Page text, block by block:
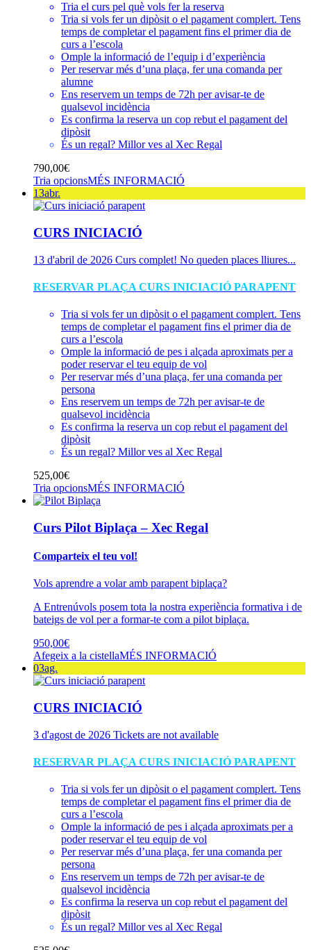
Tria el curs pel què vols fer la reserva
Tria si vols fer un dipòsit o el pagament complert. Tens
temps de completar el pagament fins el primer dia de
curs a l’escola
Omple la informació de l’equip i d’experiència
Per reservar més d’una plaça, fer una comanda per
alumne
Ens reservem un temps de 72h per avisar-te de
qualsevol incidència
Es confirma la reserva un cop rebut el pagament del
dipòsit
És un regal? Millor ves al Xec Regal
790,00€
Tria opcionsMÉS INFORMACIÓ
13abr.
CURS INICIACIÓ
13 d'abril de 2026 Curs complet! No queden places lliures...
RESERVAR PLAÇA CURS INICIACIÓ PARAPENT
Tria si vols fer un dipòsit o el pagament complert. Tens
temps de completar el pagament fins el primer dia de
curs a l’escola
Omple la informació de pes i alçada aproximats per a
poder reservar el teu equip de vol
Per reservar més d’una plaça, fer una comanda per
persona
Ens reservem un temps de 72h per avisar-te de
qualsevol incidència
Es confirma la reserva un cop rebut el pagament del
dipòsit
És un regal? Millor ves al Xec Regal
525,00€
Tria opcionsMÉS INFORMACIÓ
Curs Pilot Biplaça – Xec Regal
Comparteix el teu vol!
Vols aprendre a volar amb parapent biplaça?
A Entrenúvols posem tota la nostra experiència formativa i de
bateigs de vol per a formar-te com a pilot biplaça.
950,00€
Afegeix a la cistellaMÉS INFORMACIÓ
03ag.
CURS INICIACIÓ
3 d'agost de 2026 Tickets are not available
RESERVAR PLAÇA CURS INICIACIÓ PARAPENT
Tria si vols fer un dipòsit o el pagament complert. Tens
temps de completar el pagament fins el primer dia de
curs a l’escola
Omple la informació de pes i alçada aproximats per a
poder reservar el teu equip de vol
Per reservar més d’una plaça, fer una comanda per
persona
Ens reservem un temps de 72h per avisar-te de
qualsevol incidència
Es confirma la reserva un cop rebut el pagament del
dipòsit
És un regal? Millor ves al Xec Regal